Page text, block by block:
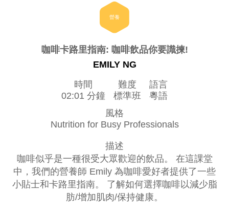
營養
咖啡卡路里指南: 咖啡飲品你要識揀!
EMILY NG
時間
02:01 分鐘
難度
標準班
語言
粵語
風格
Nutrition for Busy Professionals
描述
咖啡似乎是一種很受大眾歡迎的飲品。 在這課堂
中，我們的營養師 Emily 為咖啡愛好者提供了一些
小貼士和卡路里指南。 了解如何選擇咖啡以減少脂
肪/增加肌肉/保持健康。